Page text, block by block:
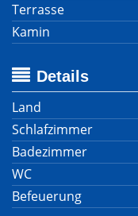
Terrasse
Kamin
Details
Land
Schlafzimmer
Badezimmer
WC
Befeuerung